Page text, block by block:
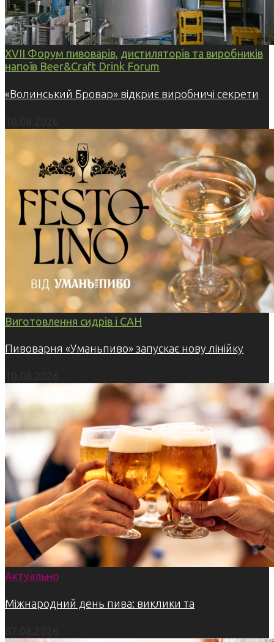
XVII Форум пивоварів, дистиляторів та виробників
напоїв Beer&Craft Drink Forum
«Волинський Бровар» відкриє виробничі секрети
Виготовлення сидрів і САН
Пивоварня «Уманьпиво» запускає нову лінійку
Актуально
Міжнародний день пива: виклики та